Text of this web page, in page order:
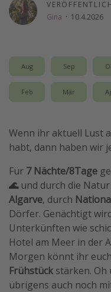
Hotels in Amsterdam
Hotels am Achensee
Weitere Themen
Reise Journal
Familienurlaub in der
Bahnreisen in der
Reisepassfreie
Travel Know How
Silvesterreisen
Last Minute Urlaub
Last Minute Urlaub
Gina · 10.4.2026
Aug Sep
Feb Mär
Wenn ihr aktuell Lust
habt, dann haben wir
Für 7 Nächte/8Tage
🌊und durch die Natur
Algarve, durch
Dörfer. Genächtigt
Unterkünften wie
Hotel am Meer in der
Morgen könnt ihr
Frühstück stärken. Oh
übrigens auch noch